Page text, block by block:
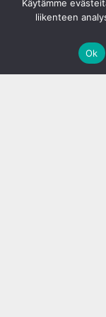
Käytämme
liikenteen
Ok